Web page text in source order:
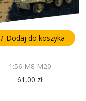
Dodaj do koszyka
1:56 M8 M20
61,00 zł